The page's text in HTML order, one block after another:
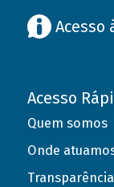
Acesso
Acesso
Quem somos
Onde
Transparência